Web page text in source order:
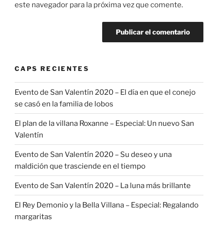
este navegador para la próxima vez que comente.
CAPS RECIENTES
Evento de San Valentín 2020 – El día en que el conejo
se casó en la familia de lobos
El plan de la villana Roxanne – Especial: Un nuevo San
Valentín
Evento de San Valentín 2020 – Su deseo y una
maldición que trasciende en el tiempo
Evento de San Valentín 2020 – La luna más brillante
El Rey Demonio y la Bella Villana – Especial: Regalando
margaritas